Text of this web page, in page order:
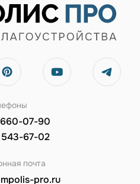
660-07-90
543-67-02
почта
pro.ru